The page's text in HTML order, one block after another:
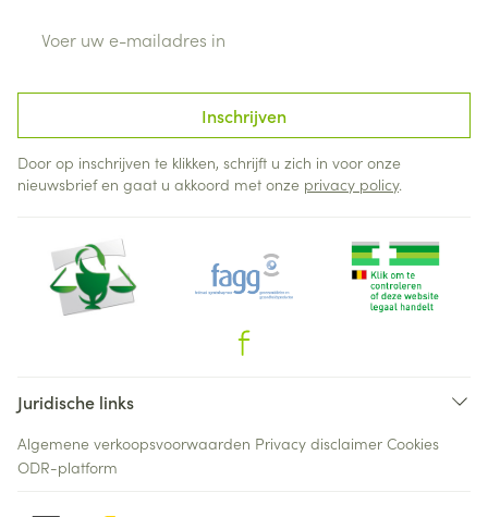
Inschrijven
Door op inschrijven te klikken, schrijft u zich in voor onze
nieuwsbrief en gaat u akkoord met onze privacy policy.
Juridische links
Algemene verkoopsvoorwaarden Privacy disclaimer Cookies
ODR-platform